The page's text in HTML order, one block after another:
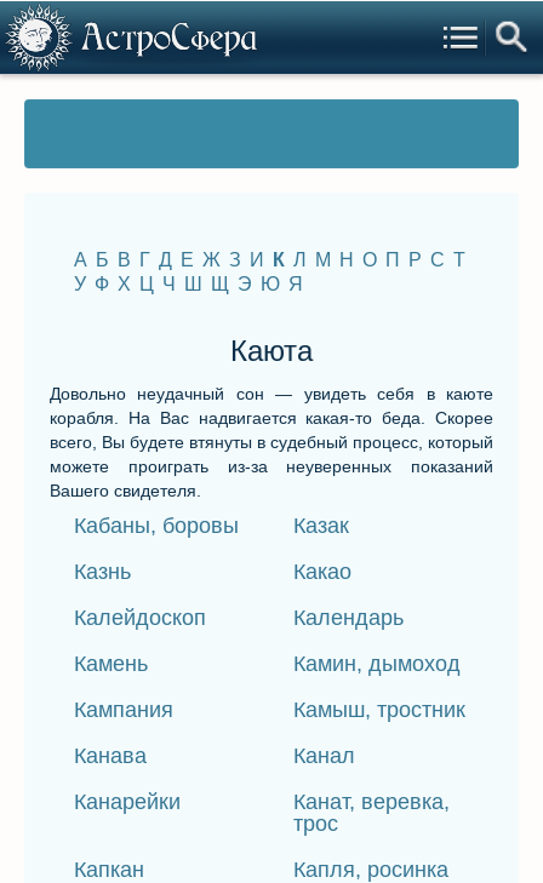
А Б В Г Д Е Ж З И К Л М Н О П Р С Т
У Ф Х Ц Ч Ш Щ Э Ю Я
Каюта
Довольно неудачный сон — увидеть себя в каюте
корабля. На Вас надвигается какая-то беда. Скорее
всего, Вы будете втянуты в судебный процесс, который
можете проиграть из-за неуверенных показаний
Вашего свидетеля.
Кабаны, боровы
Казак
Казнь
Какао
Калейдоскоп
Календарь
Камень
Камин, дымоход
Кампания
Камыш, тростник
Канава
Канал
Канарейки
Канат, веревка,
трос
Капкан
Капля, росинка